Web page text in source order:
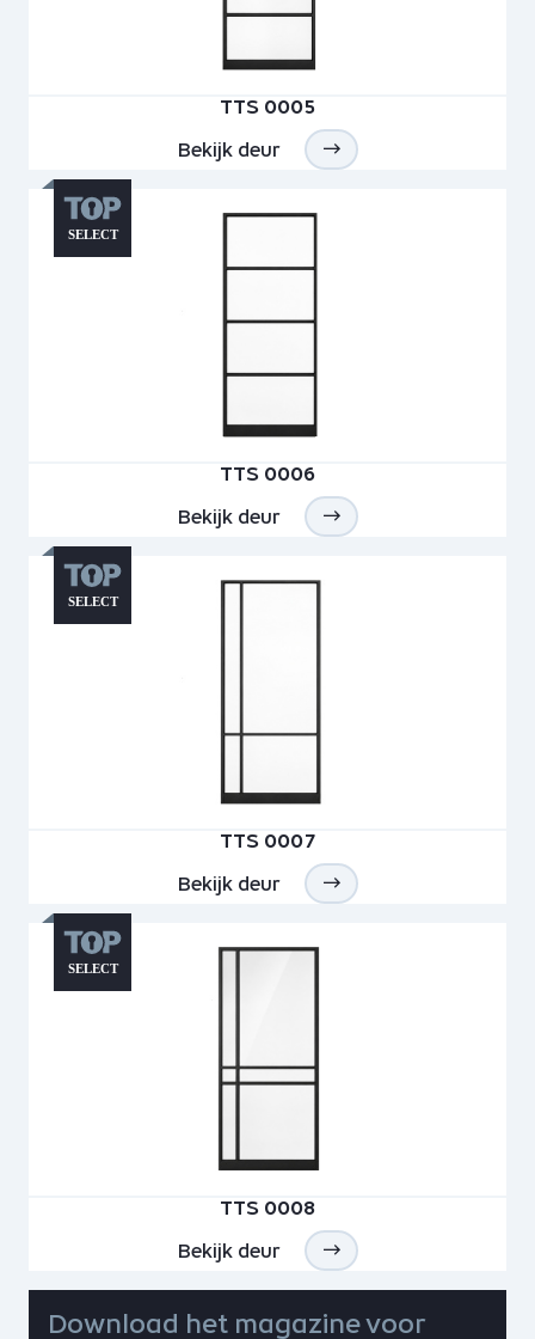
TTS 0005
Bekijk deur
TTS 0006
Bekijk deur
TTS 0007
Bekijk deur
TTS 0008
Bekijk deur
Download het magazine voor